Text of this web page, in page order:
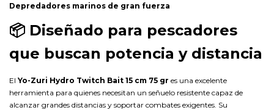
Depredadores marinos de gran fuerza
📦 Diseñado para pescadores
que buscan potencia y distancia
El Yo-Zuri Hydro Twitch Bait 15 cm 75 gr es una excelente
herramienta para quienes necesitan un señuelo resistente capaz de
alcanzar grandes distancias y soportar combates exigentes. Su